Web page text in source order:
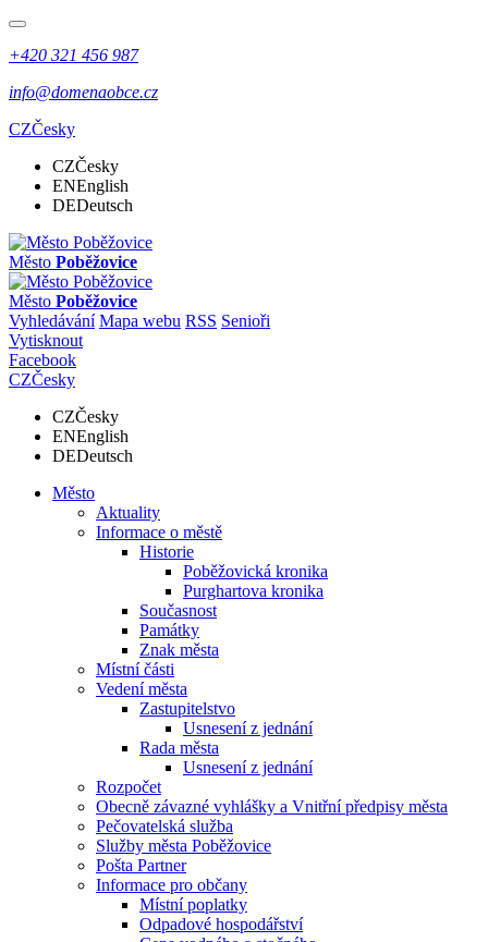
+420 321 456 987
info@domenaobce.cz
CZČesky
CZČesky
ENEnglish
DEDeutsch
Město Poběžovice
Město Poběžovice
Vyhledávání Mapa webu RSS Senioři
Vytisknout
Facebook
CZČesky
CZČesky
ENEnglish
DEDeutsch
Město
Aktuality
Informace o městě
Historie
Poběžovická kronika
Purghartova kronika
Současnost
Památky
Znak města
Místní části
Vedení města
Zastupitelstvo
Usnesení z jednání
Rada města
Usnesení z jednání
Rozpočet
Obecně závazné vyhlášky a Vnitřní předpisy města
Pečovatelská služba
Služby města Poběžovice
Pošta Partner
Informace pro občany
Místní poplatky
Odpadové hospodářství